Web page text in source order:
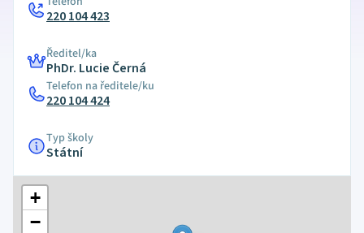
220 104 423
Ředitel/ka
PhDr. Lucie Černá
Telefon na ředitele/ku
220 104 424
Typ školy
Státní
+
−